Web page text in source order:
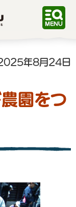
年8月24日
園をつ